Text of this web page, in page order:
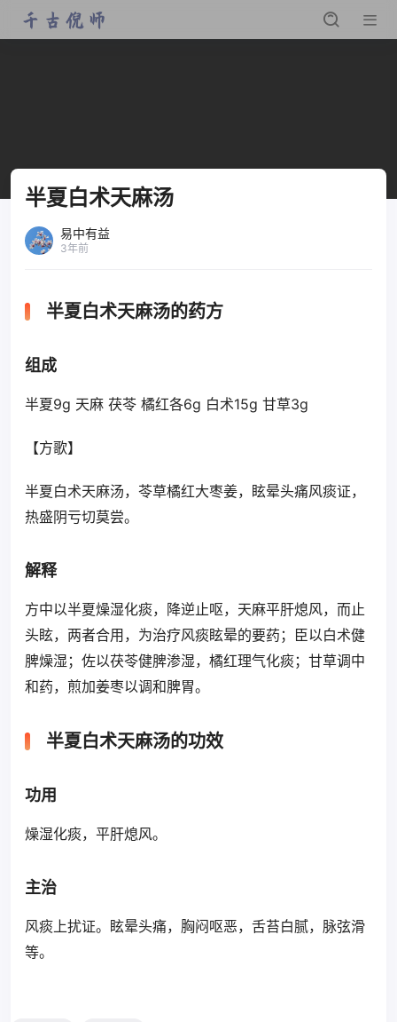
半夏白术天麻汤
易中有益
3年前
半夏白术天麻汤的药方
组成
半夏9g 天麻 茯苓 橘红各6g 白术15g 甘草3g
【方歌】
半夏白术天麻汤，苓草橘红大枣姜，眩晕头痛风痰证，
热盛阴亏切莫尝。
解释
方中以半夏燥湿化痰，降逆止呕，天麻平肝熄风，而止
头眩，两者合用，为治疗风痰眩晕的要药；臣以白术健
脾燥湿；佐以茯苓健脾渗湿，橘红理气化痰；甘草调中
和药，煎加姜枣以调和脾胃。
半夏白术天麻汤的功效
功用
燥湿化痰，平肝熄风。
主治
风痰上扰证。眩晕头痛，胸闷呕恶，舌苔白腻，脉弦滑
等。